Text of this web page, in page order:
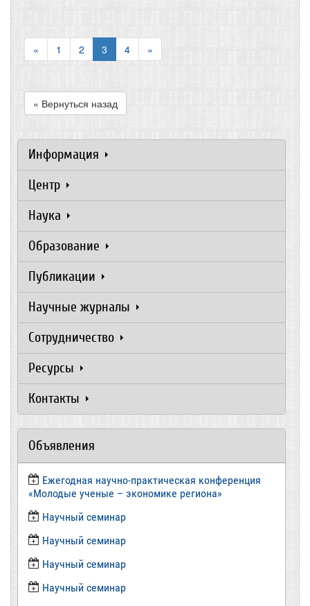
« 1 2 3 4 »
« Вернуться назад
Информация
Центр
Наука
Образование
Публикации
Научные журналы
Сотрудничество
Ресурсы
Контакты
Объявления
Ежегодная научно-практическая конференция
«Молодые ученые – экономике региона»
​Научный семинар
​Научный семинар
Научный семинар
​Научный семинар